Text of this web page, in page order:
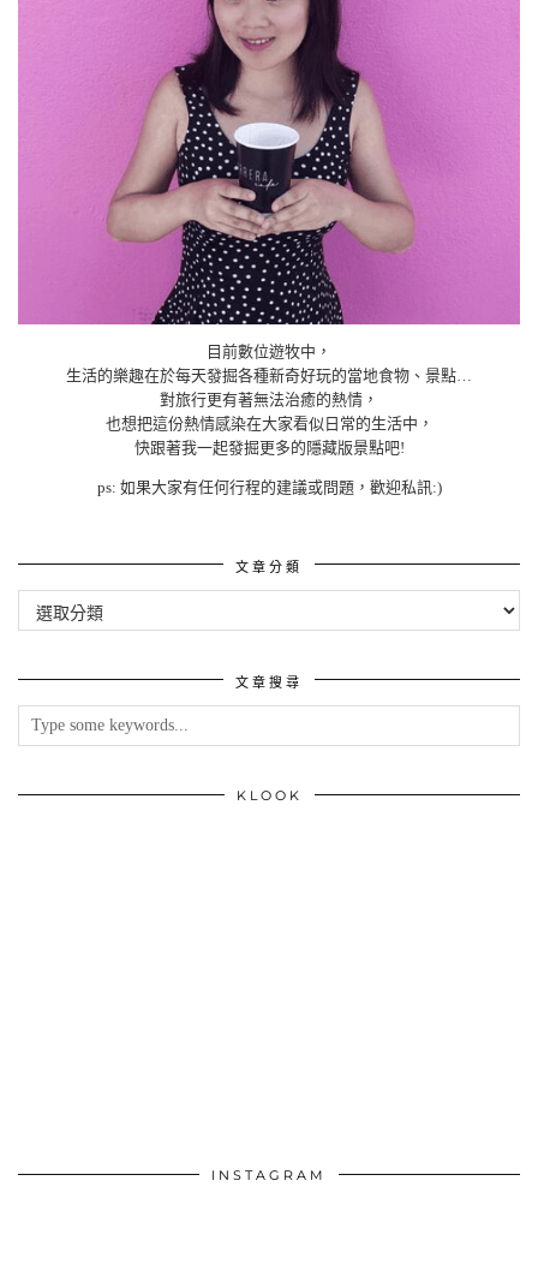
目前數位遊牧中，
生活的樂趣在於每天發掘各種新奇好玩的當地食物、景點…
對旅行更有著無法治癒的熱情，
也想把這份熱情感染在大家看似日常的生活中，
快跟著我一起發掘更多的隱藏版景點吧!
ps: 如果大家有任何行程的建議或問題，歡迎私訊:)
文章分類
文章搜尋
KLOOK
INSTAGRAM